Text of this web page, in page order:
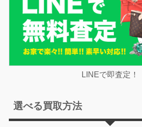
LINEで即査定！
選べる買取方法